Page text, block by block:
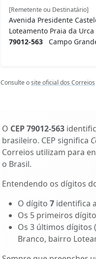
[Remetente ou Destinatário]
Avenida Presidente
Loteamento Praia da Urca
79012-563 Campo
Consulte osite oficial dos Correios
O CEP 79012-563
brasileiro. CEP significa
Correios utilizam para
o Brasil.
Entendendo os dígitos
O dígito 7 identifica
Os 5 primeiros
Os 3 últimos dígitos
Branco, bairro